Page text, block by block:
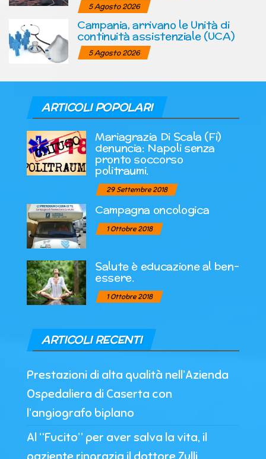
5 Agosto 2026
Campania, arrivano le Unità di
continuità assistenziale (UCA)
5 Agosto 2026
ARTICOLI POPOLARI
Mariagrazia Di Scala (Fi)
denuncia: Napoli senza
pronto soccorso
politraumi.
29 Settembre 2018
Campagna oncologica
1 Ottobre 2018
Salute è educazione al ben-
essere.
1 Ottobre 2018
ARTICOLI RECENTI
Prestazioni di alta qualità nell’Azienda
Ospedaliera di Caserta con
l’angiografo biplano
Al “Fucito” per aver salva la vita, il